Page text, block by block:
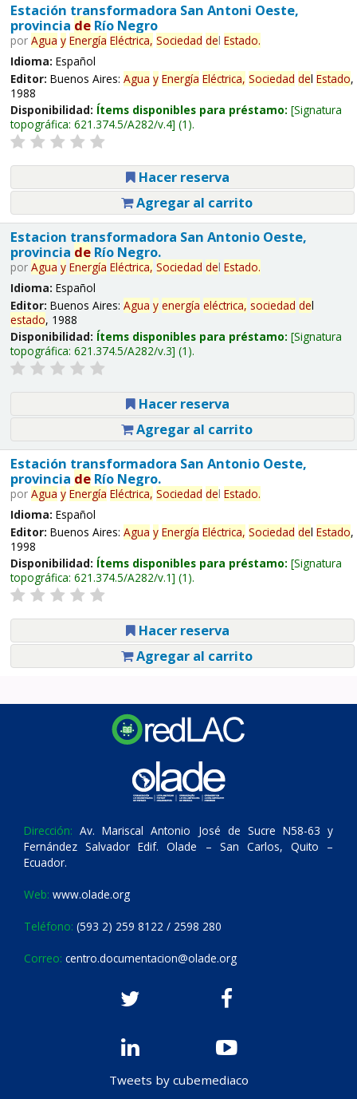
Estación transformadora San Antoni Oeste,
provincia deRío Negro
por Agua y Energía Eléctrica, Sociedad del Estado.
Idioma: Español
Editor: Buenos Aires: Agua y Energía Eléctrica, Sociedad del Estado,
1988
Disponibilidad: Ítems disponibles para préstamo: Signatura
topográfica: 621.374.5/A282/v.4 (1).
Hacer reserva
Agregar al carrito
Estacion transformadora San Antonio Oeste,
provincia deRío Negro.
por Agua y Energía Eléctrica, Sociedad del Estado.
Idioma: Español
Editor: Buenos Aires: Agua y energía eléctrica, sociedad del
estado, 1988
Disponibilidad: Ítems disponibles para préstamo: Signatura
topográfica: 621.374.5/A282/v.3 (1).
Hacer reserva
Agregar al carrito
Estación transformadora San Antonio Oeste,
provincia deRío Negro.
por Agua y Energía Eléctrica, Sociedad del Estado.
Idioma: Español
Editor: Buenos Aires: Agua y Energía Eléctrica, Sociedad del Estado,
1998
Disponibilidad: Ítems disponibles para préstamo: Signatura
topográfica: 621.374.5/A282/v.1 (1).
Hacer reserva
Agregar al carrito
Dirección: Av. Mariscal Antonio José de Sucre N58-63 y
Fernández Salvador Edif. Olade – San Carlos, Quito –
Ecuador.
Web: www.olade.org
Teléfono: (593 2) 259 8122 / 2598 280
Correo: centro.documentacion@olade.org
Tweets by cubemediaco